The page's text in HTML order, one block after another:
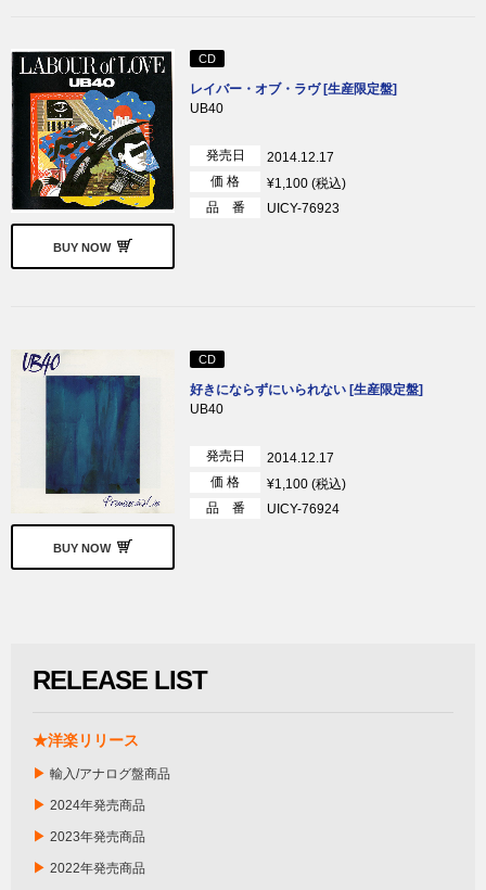
BUY NOW
CD
レイバー・オブ・ラヴ [生産限定盤]
UB40
発売日
2014.12.17
価 格
¥1,100 (税込)
品 番
UICY-76923
BUY NOW
CD
好きにならずにいられない [生産限定盤]
UB40
発売日
2014.12.17
価 格
¥1,100 (税込)
品 番
UICY-76924
RELEASE LIST
★洋楽リリース
▶ 輸入/アナログ盤商品
▶ 2024年発売商品
▶ 2023年発売商品
▶ 2022年発売商品